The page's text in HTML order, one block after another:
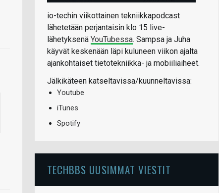
io-techin viikottainen tekniikkapodcast
lähetetään perjantaisin klo 15 live-
lähetyksenä YouTubessa. Sampsa ja Juha
käyvät keskenään läpi kuluneen viikon ajalta
ajankohtaiset tietotekniikka- ja mobiiliaiheet.
Jälkikäteen katseltavissa/kuunneltavissa:
Youtube
iTunes
Spotify
TECHBBS UUSIMMAT VIESTIT